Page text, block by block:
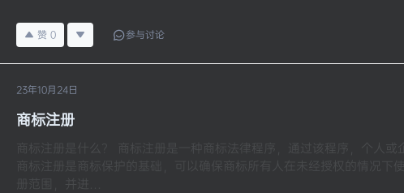
赞 0 参与讨论
23年10月24日
商标注册
商标注册是什么？ 商标注册是一种商标法律程序，通过该程序，个人
商标注册是商标保护的基础，可以确保商标所有人在未经授权的情况下
册范围，并进…